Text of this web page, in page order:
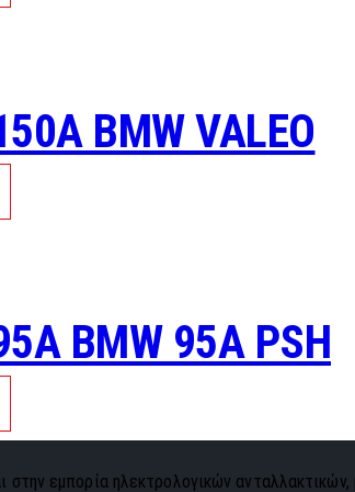
BMW VALEO
BMW 95A PSH
στην εμπορία ηλεκτρολογικών